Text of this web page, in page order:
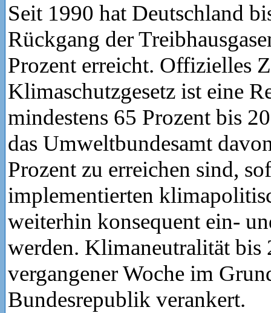
Seit 1990 hat Deutschland
Rückgang der
Prozent erreicht. Offizielles
Klimaschutzgesetz ist eine
mindestens 65 Prozent bis
das Umweltbundesamt
Prozent zu erreichen sind,
implementierten
weiterhin konsequent ein-
werden. Klimaneutralität bis
vergangener Woche im
Bundesrepublik verankert.